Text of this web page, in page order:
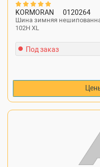
KORMORAN 0120264
Шина зимняя
102H XL
Под заказ